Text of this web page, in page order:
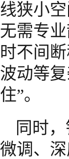
线狭小
无需专
时不间
波动等
住”。
同时
微调、